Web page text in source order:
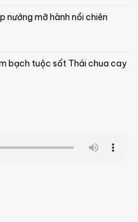
nướng mỡ hành nồi chiên
bạch tuộc sốt Thái chua cay